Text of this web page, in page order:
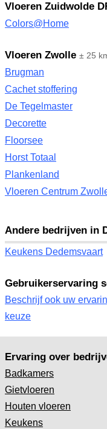
Vloeren Zuidwolde
Colors@Home
Vloeren Zwolle ± 25
Brugman
Cachet stoffering
De Tegelmaster
Decorette
Floorsee
Horst Totaal
Plankenland
Vloeren Centrum
Andere bedrijven in
Keukens Dedemsvaart
Gebruikerservaring
Beschrijf ook uw
keuze
Ervaring over
Badkamers
Gietvloeren
Houten vloeren
Keukens